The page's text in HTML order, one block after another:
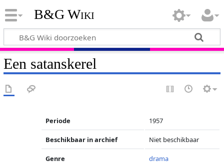
B&G Wiki
Een satanskerel
Periode 1957
Beschikbaar in archief Niet beschikbaar
Genre drama